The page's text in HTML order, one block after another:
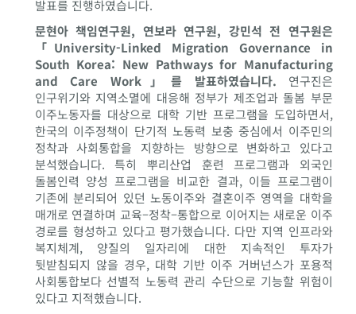
발표를 진행하였습니다.
문현아 책임연구원, 연보라 연구원, 강민석 전 연구원은
「University-Linked Migration Governance in
South Korea: New Pathways for Manufacturing
and Care Work」를 발표하였습니다. 연구진은
인구위기와 지역소멸에 대응해 정부가 제조업과 돌봄 부문
이주노동자를 대상으로 대학 기반 프로그램을 도입하면서,
한국의 이주정책이 단기적 노동력 보충 중심에서 이주민의
정착과 사회통합을 지향하는 방향으로 변화하고 있다고
분석했습니다. 특히 뿌리산업 훈련 프로그램과 외국인
돌봄인력 양성 프로그램을 비교한 결과, 이들 프로그램이
기존에 분리되어 있던 노동이주와 결혼이주 영역을 대학을
매개로 연결하며 교육–정착–통합으로 이어지는 새로운 이주
경로를 형성하고 있다고 평가했습니다. 다만 지역 인프라와
복지체계, 양질의 일자리에 대한 지속적인 투자가
뒷받침되지 않을 경우, 대학 기반 이주 거버넌스가 포용적
사회통합보다 선별적 노동력 관리 수단으로 기능할 위험이
있다고 지적했습니다.